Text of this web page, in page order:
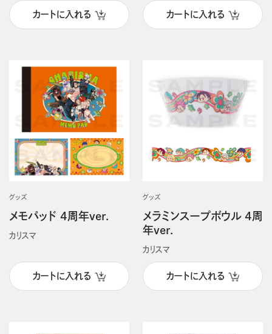
カートに入れる カートに入れる
グッズ
メモパッド 4周年ver.
カリスマ
カートに入れる
グッズ
メラミンスープボウル 4周
年ver.
カリスマ
カートに入れる